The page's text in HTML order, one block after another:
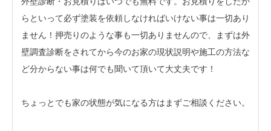
らといって必ず塗装を依頼しなければいけない事は一切あり
ません！押売りのような事も一切ありませんので、まずは外
壁調査診断をされてから今のお家の現状説明や施工の方法な
ど分からない事は何でも聞いて頂いて大丈夫です！
ちょっとでも家の状態が気になる方はまずご相談ください。